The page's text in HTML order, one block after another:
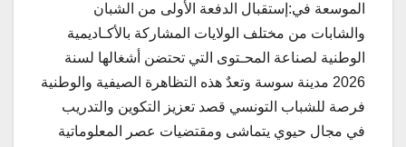
الموسعة في:إستقبال الدفعة الأولى من الشبان
والشابات من مختلف الولايات المشاركة بالأكـاديمية
الوطنية لصناعة المحـتوى التي تحتضن أشغالها لسنة
2026 مدينة سوسة وتعدٌ هذه التظاهرة الصيفية والوطنية
فرصة للشباب التونسي قصد تعزيز التكوين والتدريب
في مجال حيوي يتماشى ومقتضيات عصر المعلوماتية